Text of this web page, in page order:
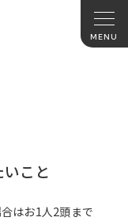
こと
はお1人2頭まで